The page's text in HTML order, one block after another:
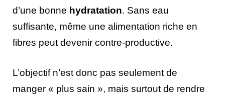
d’une bonne hydratation. Sans eau
suffisante, même une alimentation riche en
fibres peut devenir contre-productive.
L’objectif n’est donc pas seulement de
manger « plus sain », mais surtout de rendre